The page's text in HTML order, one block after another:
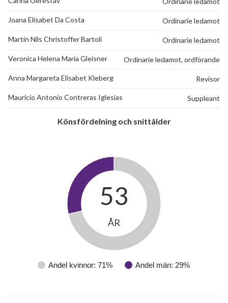
Joana Elisabet Da Costa Ordinarie ledamot
Martin Nils Christoffer Bartoli Ordinarie ledamot
Veronica Helena Maria Gleisner Ordinarie ledamot, ordförande
Anna Margareta Elisabet Kleberg Revisor
Mauricio Antonio Contreras Iglesias Suppleant
Könsfördelning och snittålder
Andel kvinnor: 71% Andel män: 29%
53
ÅR